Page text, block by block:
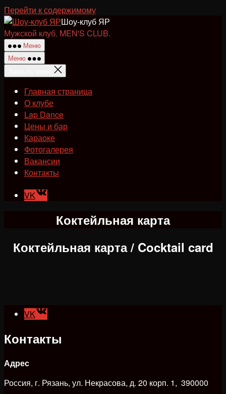
Перейти к содержимому
Шоу-клуб ЯР
Мужской клуб. MEN'S CLUB.
Меню
Меню
Главная страница
О клубе
Lap Dance
Цены и бар
Караоке
Фотогалерея
Вакансии
Контакты
VK
Коктейльная карта
Коктейльная карта / Cocktail card
VK
Контакты
Адрес
Россия, г. Рязань, ул. Некрасова, д. 20 корп. 1, 390000